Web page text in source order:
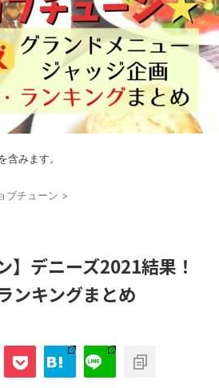
含みます。
ブチューン >
】デニーズ2021結果！
ンキングまとめ